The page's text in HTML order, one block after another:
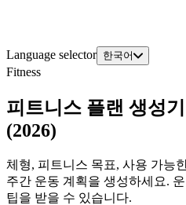
Language selector 한국어
Fitness
피트니스 플랜 생성
(2026)
체형, 피트니스 목표, 사용 가능
주간 운동 계획을 생성하세요.
팁을 받을 수 있습니다.